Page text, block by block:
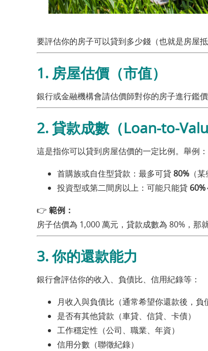
要評估你的房子可以貸到多少錢（也就是房屋
1. 房屋估價（市值）
銀行或金融機構會請估價師對你的房子進行鑑
2.貸款成數（Loan-to-
這是指你可以貸到房屋估價的一定比例。舉例：
首購族或自住型貸款：最多可貸80% （
投資型或第二間房以上：可能只能貸 60%
👉 範例：
房子估價為 1,000 萬元，貸款成數為 80%，那
3.你的還款能力
銀行會評估你的收入、負債比、信用紀錄等：
月收入與負債比（通常希望你還款後，負
是否有其他貸款（車貸、信貸、卡債）
工作穩定性（公司、職業、年資）
信用分數（聯徵紀錄）